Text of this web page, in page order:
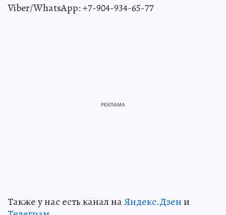
Viber/WhatsApp: +7-904-934-65-77
Также у нас есть канал наЯндекс.Дзени